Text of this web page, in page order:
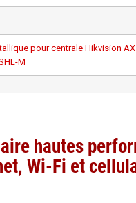
animaux 30 kg AX H
pour centrale Hikvision AX
M
PRO G2
7 pouces avec lecteur de
hautes
Wi-Fi et